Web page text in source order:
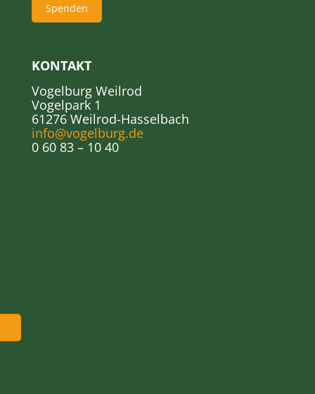
Spenden
KONTAKT
Vogelburg Weilrod
Vogelpark 1
61276 Weilrod-Hasselbach
info@vogelburg.de
0 60 83 – 10 40